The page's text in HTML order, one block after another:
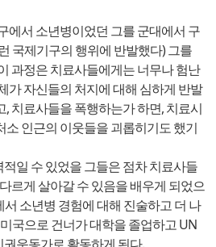
에서 소년병이었던 그를 군대에서 구
국제기구의 행위에 반발했다) 그를
과정은 치료사들에게는 너무나 험난
가 자신들의 처지에 대해 심하게 반발
치료사들을 폭행하는가 하면, 치료시
소 인근의 이웃들을 괴롭히기도 했기
일 수 있었을 그들은 점차 치료사들
르게 살아갈 수 있음을 배우게 되었으
소년병 경험에 대해 진술하고 더 나
국으로 건너가 대학을 졸업하고 UN